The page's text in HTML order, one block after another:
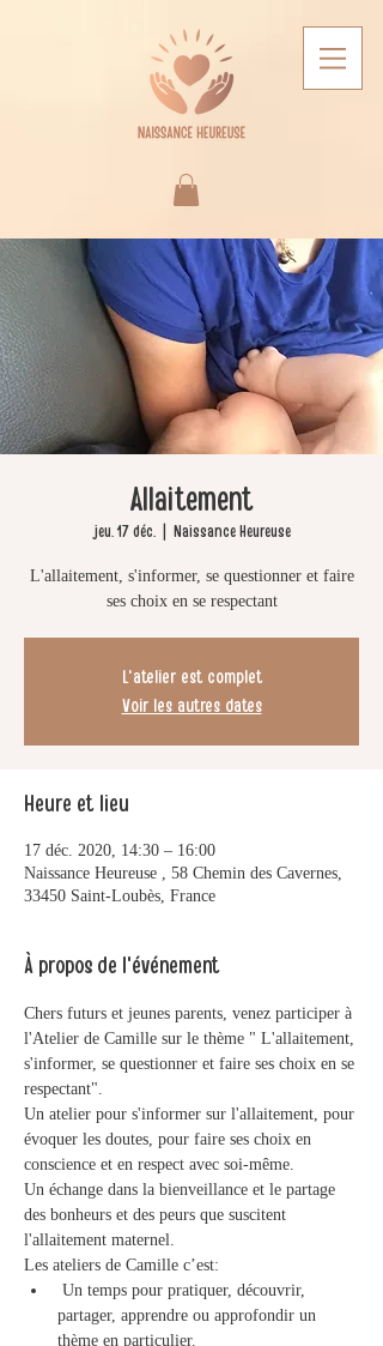
Allaitement
jeu. 17 déc. Naissance Heureuse
L'allaitement, s'informer, se questionner et faire
ses choix en se respectant
L'atelier est complet
Voir les autres dates
Heure et lieu
17 déc. 2020, 14:30 – 16:00
Naissance Heureuse , 58 Chemin des Cavernes,
33450 Saint-Loubès, France
À propos de l'événement
Chers futurs et jeunes parents, venez participer à
l'Atelier de Camille sur le thème " L'allaitement,
s'informer, se questionner et faire ses choix en se
respectant".
Un atelier pour s'informer sur l'allaitement, pour
évoquer les doutes, pour faire ses choix en
conscience et en respect avec soi-même.
Un échange dans la bienveillance et le partage
des bonheurs et des peurs que suscitent
l'allaitement maternel.
Les ateliers de Camille c’est:
Un temps pour pratiquer, découvrir,
partager, apprendre ou approfondir un
thème en particulier.